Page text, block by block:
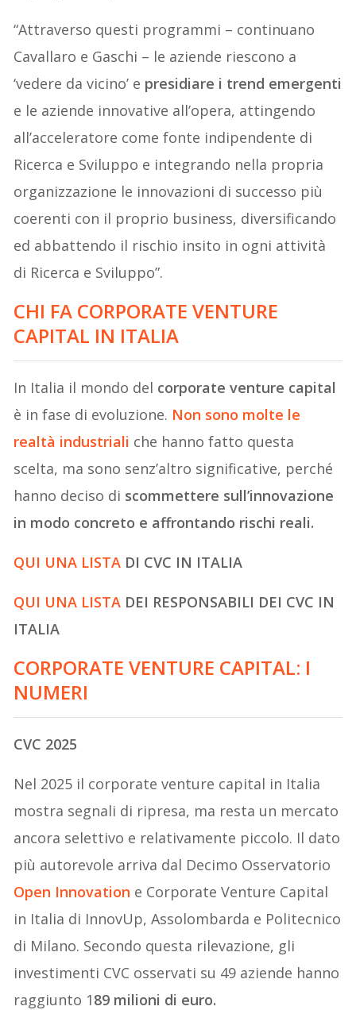
“Attraverso questi programmi – continuano
Cavallaro e Gaschi – le aziende riescono a
‘vedere da vicino’ e presidiare i trend emergenti
e le aziende innovative all’opera, attingendo
all’acceleratore come fonte indipendente di
Ricerca e Sviluppo e integrando nella propria
organizzazione le innovazioni di successo più
coerenti con il proprio business, diversificando
ed abbattendo il rischio insito in ogni attività
di Ricerca e Sviluppo”.
CHI FA CORPORATE VENTURE
CAPITAL IN ITALIA
In Italia il mondo del corporate venture capital
è in fase di evoluzione. Non sono molte le
realtà industriali che hanno fatto questa
scelta, ma sono senz’altro significative, perché
hanno deciso di scommettere sull’innovazione
in modo concreto e affrontando rischi reali.
QUI UNA LISTA DI CVC IN ITALIA
QUI UNA LISTA DEI RESPONSABILI DEI CVC IN
ITALIA
CORPORATE VENTURE CAPITAL: I
NUMERI
CVC 2025
Nel 2025 il corporate venture capital in Italia
mostra segnali di ripresa, ma resta un mercato
ancora selettivo e relativamente piccolo. Il dato
più autorevole arriva dal Decimo Osservatorio
Open Innovation e Corporate Venture Capital
in Italia di InnovUp, Assolombarda e Politecnico
di Milano. Secondo questa rilevazione, gli
investimenti CVC osservati su 49 aziende hanno
raggiunto 189 milioni di euro.